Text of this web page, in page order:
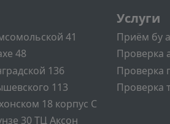
41
48
136
113
18 корпус C
30 ТЦ Аксон
Подвал2
Услуги
Приём бу
Проверка
Проверка
Проверка